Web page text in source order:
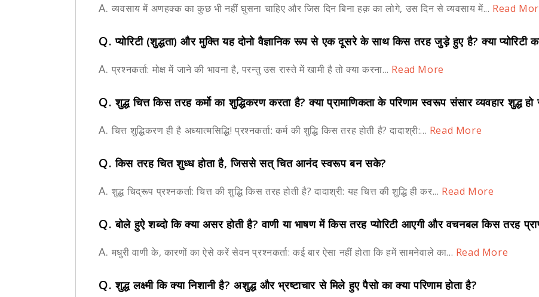
A. व्यवसाय में अणहक्क का कुछ भी नहीं घुसना चाहिए और जिस दिन बिना हक़ का लोगे, उस दिन से व्यवसाय में... Read
Q.प्योरिटी (शुद्धता) और मुक्ति यह दोनो वैज्ञानिक रूप से एक दूसरे के साथ किस तरह जुड़े हुए है? क्या प्योरिटी
A. प्रश्नकर्ता: मोक्ष में जाने की भावना है, परन्तु उस रास्ते में खामी है तो क्या करना... Read More
Q.शुद्ध चित्त किस तरह कर्मो का शुद्धिकरण करता है? क्या प्रामाणिकता के परिणाम स्वरूप संसार व्यवहार शुद्ध
A. चित्त शुद्धिकरण ही है अध्यात्मसिद्धि! प्रश्नकर्ता: कर्म की शुद्धि किस तरह होती है? दादाश्री:... Read More
Q.किस तरह चित शुध्ध होता है, जिससे सत् चित आनंद स्वरूप बन सके?
A. शुद्ध चिद्रूप प्रश्नकर्ता: चित्त की शुद्धि किस तरह होती है? दादाश्री: यह चित्त की शुद्धि ही कर... Read More
Q.बोले हुऐ शब्दो कि क्या असर होती है? वाणी या भाषण में किस तरह प्योरिटी आएगी और वचनबल किस तरह
A. मधुरी वाणी के, कारणों का ऐसे करें सेवन प्रश्नकर्ता: कई बार ऐसा नहीं होता कि हमें सामनेवाले का... Read More
Q.शुद्ध लक्ष्मी कि क्या निशानी है? अशुद्ध और भ्रष्टाचार से मिले हुए पैसो का क्या परिणाम होता है?